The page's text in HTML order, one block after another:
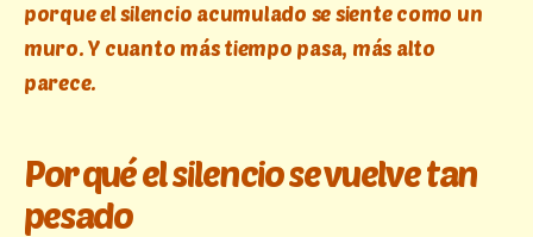
porque el silencio acumulado se siente como un
muro. Y cuanto más tiempo pasa, más alto
parece.
Por qué el silencio se vuelve tan
pesado